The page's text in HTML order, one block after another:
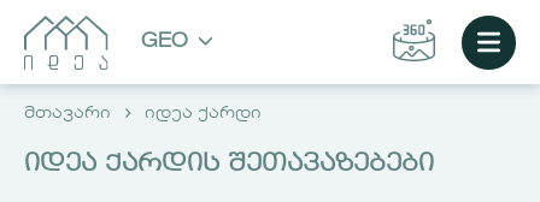
GEO
მთავარი იდეა ქარდი
იდეა ქარდის შეთავაზებები